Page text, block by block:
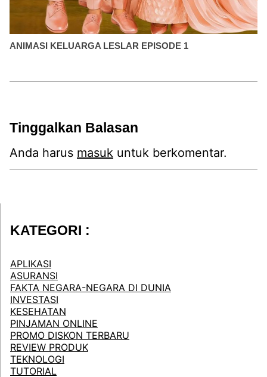
ANIMASI KELUARGA LESLAR EPISODE 1
Tinggalkan Balasan
Anda harus masuk untuk berkomentar.
KATEGORI :
APLIKASI
ASURANSI
FAKTA NEGARA-NEGARA DI DUNIA
INVESTASI
KESEHATAN
PINJAMAN ONLINE
PROMO DISKON TERBARU
REVIEW PRODUK
TEKNOLOGI
TUTORIAL